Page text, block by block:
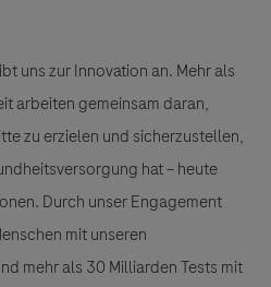
uns zur Innovation an. Mehr als
arbeiten gemeinsam daran,
zu erzielen und sicherzustellen,
hat – heute
Durch unser Engagement
mit unseren
mehr als 30 Milliarden Tests mit